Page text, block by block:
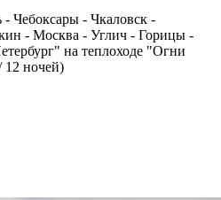
Чебоксары - Чкаловск -
- Москва - Углич - Горицы -
на теплоходе "Огни
12 ночей)